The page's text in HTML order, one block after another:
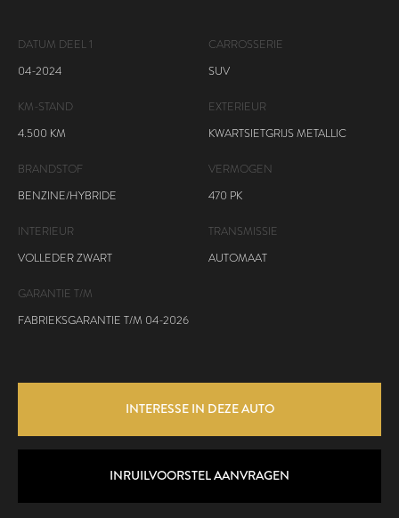
DATUM DEEL 1
04-2024
CARROSSERIE
SUV
KM-STAND
4.500 KM
EXTERIEUR
KWARTSIETGRIJS METALLIC
BRANDSTOF
BENZINE/HYBRIDE
VERMOGEN
470 PK
INTERIEUR
VOLLEDER ZWART
TRANSMISSIE
AUTOMAAT
GARANTIE T/M
FABRIEKSGARANTIE T/M 04-2026
INTERESSE IN DEZE AUTO
INRUILVOORSTEL AANVRAGEN